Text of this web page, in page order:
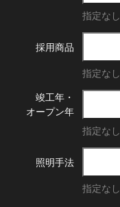
指定なし
採用商品
指定なし
竣工年・
オープン年
指定なし
照明手法
指定なし